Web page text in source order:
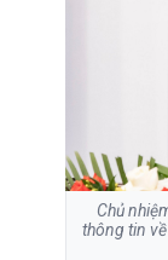
Chủ
thông tin